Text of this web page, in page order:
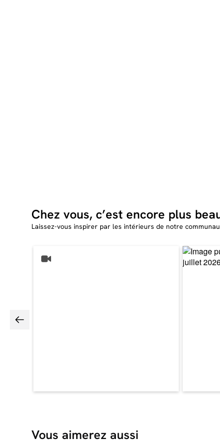
Chez vous, c’est encore plus
Laissez-vous inspirer par les intérieurs de notre
Vous aimerez aussi